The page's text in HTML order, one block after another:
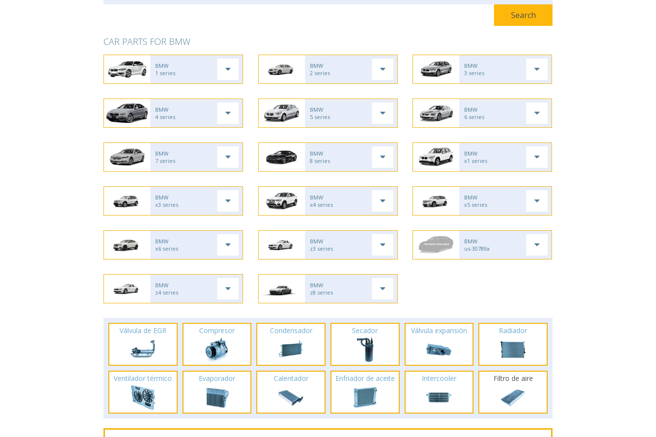
CAR PARTS FOR BMW
BMW
1 series
BMW
2 series
BMW
3 series
BMW
4 series
BMW
5 series
BMW
6 series
BMW
7 series
BMW
8 series
BMW
x1 series
BMW
x3 series
BMW
x4 series
BMW
x5 series
BMW
x6 series
BMW
z3 series
BMW
us-30789a
BMW
z4 series
BMW
z8 series
Válvula de EGR Compresor Condensador Secador Válvula expansión Radiador
Ventilador térmico Evaporador Calentador Enfriador de aceite Intercooler Filtro de aire